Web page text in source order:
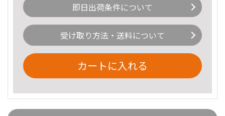
即日出荷条件について
受け取り方法・送料について
カートに入れる